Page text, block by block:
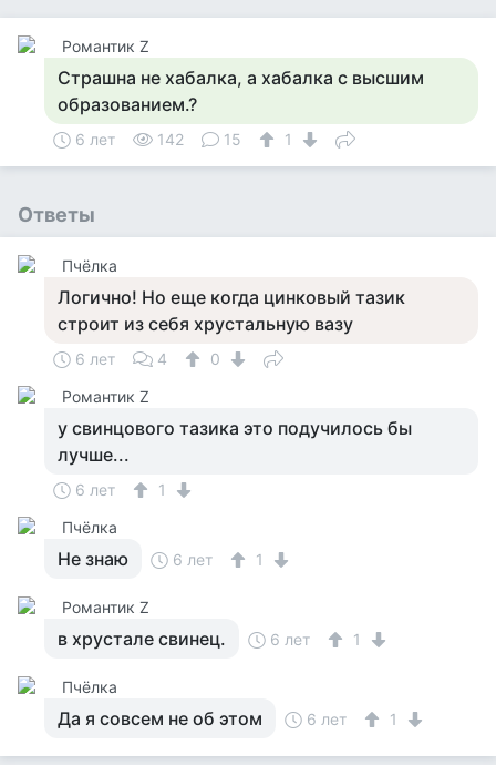
Романтик Z
Страшна не хабалка, а хабалка с высшим
образованием.?
6 лет 142 15 1
Ответы
Пчёлка
Логично! Но еще когда цинковый тазик
строит из себя хрустальную вазу
6 лет 4
0
Романтик Z
у свинцового тазика это подучилось бы
лучше...
6 лет
1
Пчёлка
Не знаю 6 лет 1
Романтик Z
в хрустале свинец. 6 лет 1
Пчёлка
Да я совсем не об этом 6 лет 1